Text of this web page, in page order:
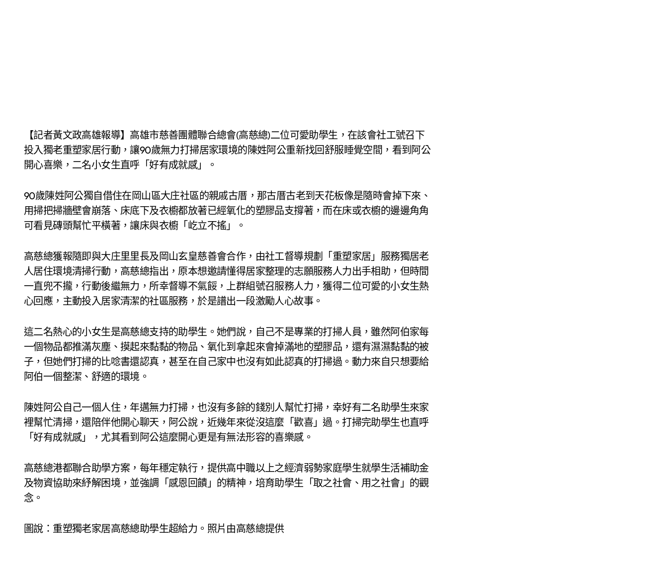
【記者黃文政高雄報導】高雄市慈善團體聯合總會(高慈總)二位可愛助學生，在該會社工號召下
投入獨老重塑家居行動，讓90歲無力打掃居家環境的陳姓阿公重新找回舒服睡覺空間，看到阿公
開心喜樂，二名小女生直呼「好有成就感」。
90歲陳姓阿公獨自借住在岡山區大庄社區的親戚古厝，那古厝古老到天花板像是隨時會掉下來、
用掃把掃牆壁會崩落、床底下及衣櫥都放著已經氧化的塑膠品支撐著，而在床或衣櫥的邊邊角角
可看見磚頭幫忙平橫著，讓床與衣櫥「屹立不搖」。
高慈總獲報隨即與大庄里里長及岡山玄皇慈善會合作，由社工督導規劃「重塑家居」服務獨居老
人居住環境清掃行動，高慈總指出，原本想邀請懂得居家整理的志願服務人力出手相助，但時間
一直兜不攏，行動後繼無力，所幸督導不氣餒，上群組號召服務人力，獲得二位可愛的小女生熱
心回應，主動投入居家清潔的社區服務，於是譜出一段激勵人心故事。
這二名熱心的小女生是高慈總支持的助學生。她們說，自己不是專業的打掃人員，雖然阿伯家每
一個物品都推滿灰塵、摸起來黏黏的物品、氧化到拿起來會掉滿地的塑膠品，還有濕濕黏黏的被
子，但她們打掃的比唸書還認真，甚至在自己家中也沒有如此認真的打掃過。動力來自只想要給
阿伯一個整潔、舒適的環境。
陳姓阿公自己一個人住，年邁無力打掃，也沒有多餘的錢別人幫忙打掃，幸好有二名助學生來家
裡幫忙清掃，還陪伴他開心聊天，阿公說，近幾年來從沒這麼「歡喜」過。打掃完助學生也直呼
「好有成就感」，尤其看到阿公這麼開心更是有無法形容的喜樂感。
高慈總港都聯合助學方案，每年穩定執行，提供高中職以上之經濟弱勢家庭學生就學生活補助金
及物資協助來紓解困境，並強調「感恩回饋」的精神，培育助學生「取之社會、用之社會」的觀
念。
圖說：重塑獨老家居高慈總助學生超給力。照片由高慈總提供